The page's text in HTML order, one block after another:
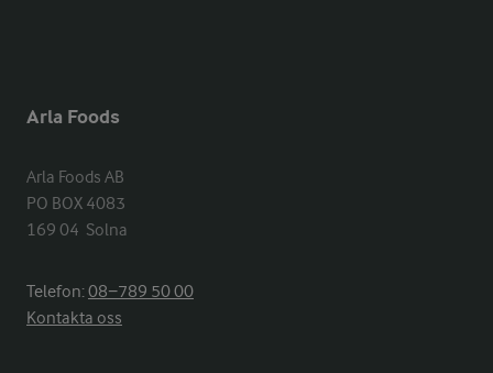
Arla Foods
Arla Foods AB
PO BOX 4083
169 04  Solna
Telefon:08−789 50 00
Kontakta oss